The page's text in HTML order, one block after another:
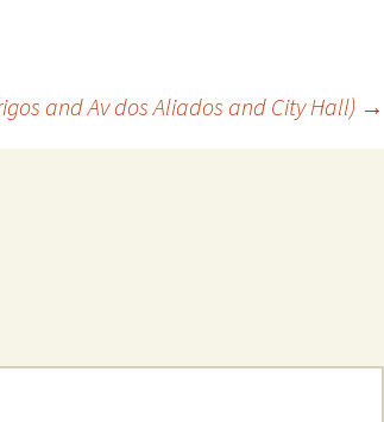
and Av dos Aliados and City Hall) →